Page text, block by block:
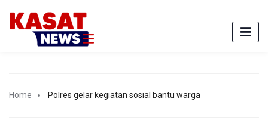
Home Polres gelar kegiatan sosial bantu warga